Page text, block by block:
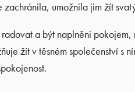
zachránila, umožnila jim žít
a být naplněni
žít v těsném společenství s